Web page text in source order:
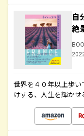
自
絶
世界を４０年以上歩
けする、人生を輝か